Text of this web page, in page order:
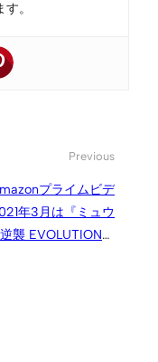
。
Previous
プライムビデ
年3月は『ミュウ
襲 EVOLUTION』